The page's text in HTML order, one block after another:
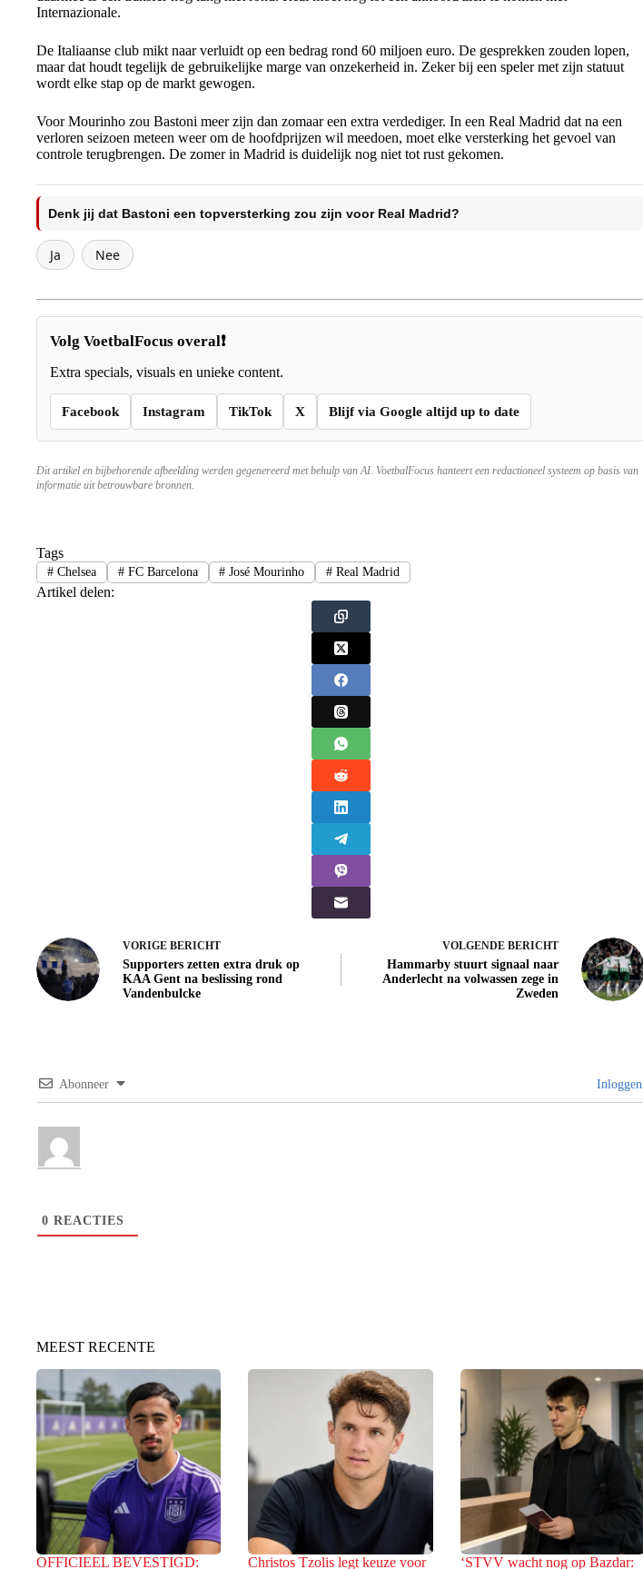
Internazionale.
De Italiaanse club mikt naar verluidt op een bedrag rond 60 miljoen euro. De gesprekken zouden lopen,
maar dat houdt tegelijk de gebruikelijke marge van onzekerheid in. Zeker bij een speler met zijn statuut
wordt elke stap op de markt gewogen.
Voor Mourinho zou Bastoni meer zijn dan zomaar een extra verdediger. In een Real Madrid dat na een
verloren seizoen meteen weer om de hoofdprijzen wil meedoen, moet elke versterking het gevoel van
controle terugbrengen. De zomer in Madrid is duidelijk nog niet tot rust gekomen.
Denk jij dat Bastoni een topversterking zou zijn voor Real Madrid?
Ja Nee
Volg VoetbalFocus overal❗
Extra specials, visuals en unieke content.
Facebook Instagram TikTok X Blijf via Google altijd up to date
Dit artikel en bijbehorende afbeelding werden gegenereerd met behulp van AI. VoetbalFocus hanteert een redactioneel systeem op basis van
informatie uit betrouwbare bronnen.
Tags
#Chelsea #FC Barcelona # José Mourinho # Real Madrid
Artikel delen:
VORIGE BERICHT
Supporters zetten extra druk op
KAA Gent na beslissing rond
Vandenbulcke
VOLGENDE BERICHT
Hammarby stuurt signaal naar
Anderlecht na volwassen zege in
Zweden
Abonneer Inloggen
0 REACTIES
MEEST RECENTE
OFFICIEEL BEVESTIGD: Christos Tzolis legt keuze voor ‘STVV wacht nog op Bazdar: